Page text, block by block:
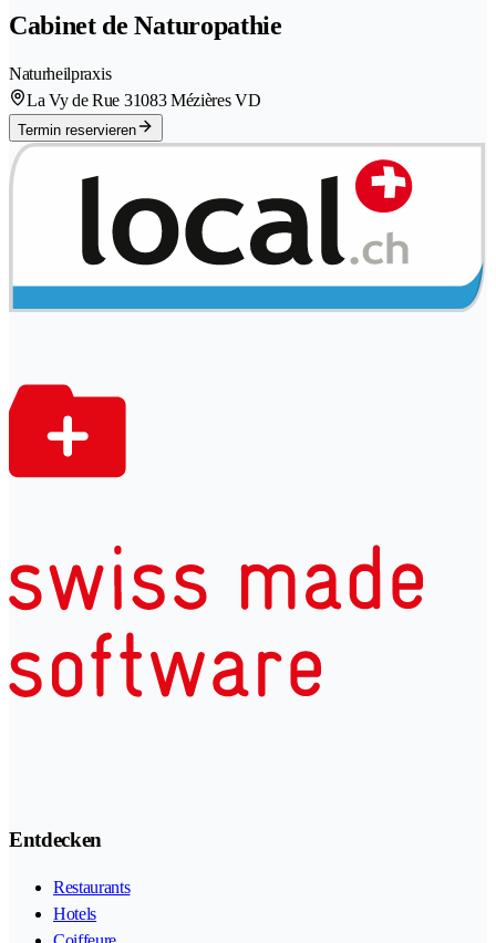
Cabinet de Naturopathie
Naturheilpraxis
La Vy de Rue 31083 Mézières VD
Termin reservieren
Entdecken
Restaurants
Hotels